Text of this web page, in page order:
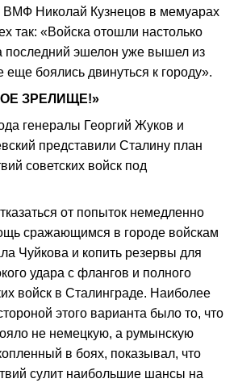
ВМФ Николай Кузнецов в мемуарах
так: «Войска отошли настолько
последний эшелон уже вышел из
боялись двинуться к городу».
ЗРЕЛИЩЕ!»
генералы Георгий Жуков и
представили Сталину план
советских войск под
от попыток немедленно
сражающимся в городе войскам
Чуйкова и копить резервы для
удара с флангов и полного
войск в Сталинграде. Наиболее
этого варианта было то, что
не немецкую, а румынскую
в боях, показывал, что
сулит наибольшие шансы на